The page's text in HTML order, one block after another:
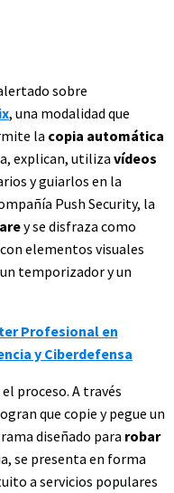
sobre
, una modalidad que
la copia automática
explican, utiliza vídeos
y guiarlos en la
Push Security, la
y se disfraza como
con elementos visuales
temporizador y un
Profesional en
y Ciberdefensa
proceso. A través
que copie y pegue un
diseñado para robar
se presenta en forma
a servicios populares